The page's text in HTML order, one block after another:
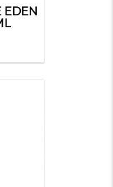
EDEN